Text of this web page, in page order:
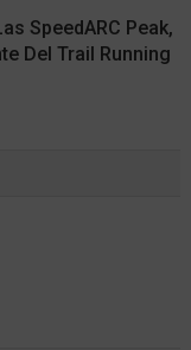
SpeedARC Peak,
Del Trail Running